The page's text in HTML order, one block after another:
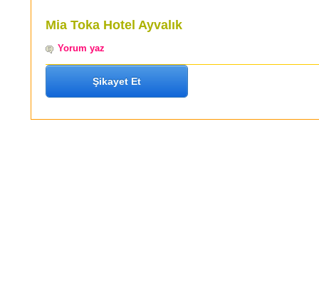
Mia Toka Hotel Ayvalık
Yorum yaz
Şikayet Et